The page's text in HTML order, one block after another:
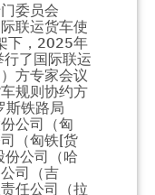
委员会
联运货车使
下，2025年
了国际联运
方专家会议
规则协约方
斯铁路局
公司（匈
（匈铁[货
份公司（哈
司（吉
任公司（拉